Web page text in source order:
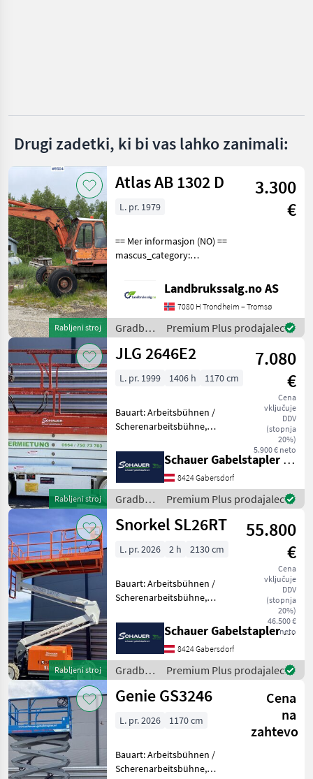
Drugi zadetki, ki bi vas lahko zanimali:
Rabljeni stroj
Atlas AB 1302 D
3.300
€
L. pr. 1979
== Mer informasjon (NO) ==
mascus_category:
reference number upon
request: 9504 See
en.landbrukssalg.no/9504
for more images Specificati
Landbrukssalg.no AS
7080 H Trondheim – Tromsø
Gradbeni
stroji /
Atlas
Premium Plus prodajalec
Rabljeni stroj
JLG 2646E2
7.080
€
Cena
vključuje
DDV
(stopnja
20%)
5.900 € neto
L. pr. 1999 1406 h 1170 cm
Bauart: Arbeitsbühnen /
Scherenarbeitsbühne,
7920mm, Batterie: Trojan
PzS 6V 225Ah Zustand: 60 -
80%, Bereifung vorne:
Vollgummi Einfach 8
Schauer Gabelstapler GmbH
8424 Gabersdorf
Gradbeni
stroji /
JLG
Premium Plus prodajalec
Rabljeni stroj
Snorkel SL26RT
55.800
€
Cena
vključuje
DDV
(stopnja
20%)
46.500 €
neto
L. pr. 2026 2 h 2130 cm
Bauart: Arbeitsbühnen /
Scherenarbeitsbühne,
8000mm, Bauhöhe:
2600mm, Batterie: Starter
12V , Sonderausstattung: CE
Zertifikat, Edelstahl
Schauer Gabelstapler GmbH
8424 Gabersdorf
Gradbeni
stroji /
Snorkel
Premium Plus prodajalec
Genie GS3246
Cena
na
zahtevo
L. pr. 2026 1170 cm
Bauart: Arbeitsbühnen /
Scherenarbeitsbühne,